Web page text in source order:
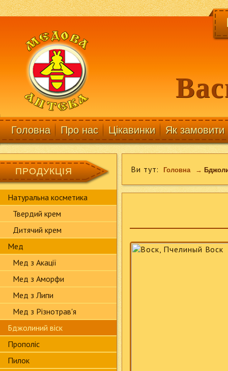
Головна Про нас Цікавинки Як замовити
ПРОДУКЦІЯ
Натуральна косметика
Твердий крем
Дитячий крем
Мед
Мед з Акації
Мед з Аморфи
Мед з Липи
Мед з Різнотрав'я
Бджолиний віск
Прополіс
Пилок
Ви тут: Головна →